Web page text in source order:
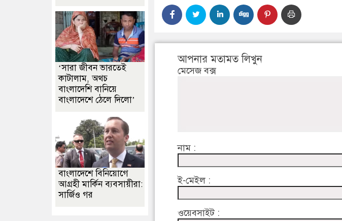
আপনার মতামত লিখুন
মেসেজ বক্স
নাম :
ই-মেইল :
ওয়েবসাইট :
‘সারা জীবন ভারতেই
কাটালাম, অথচ
বাংলাদেশি বানিয়ে
বাংলাদেশে ঠেলে দিলো’
বাংলাদেশে বিনিয়োগে
আগ্রহী মার্কিন ব্যবসায়ীরা:
সার্জিও গর